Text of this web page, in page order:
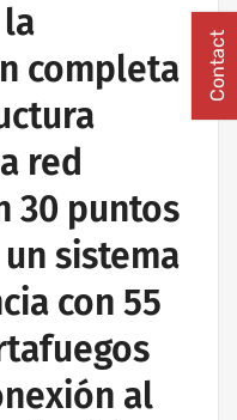
completa
red
30 puntos
un sistema
con 55
al
Contact